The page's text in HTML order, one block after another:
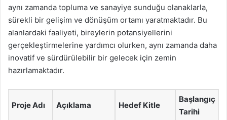
aynı zamanda topluma ve sanayiye sunduğu olanaklarla,
sürekli bir gelişim ve dönüşüm ortamı yaratmaktadır. Bu
alanlardaki faaliyeti, bireylerin potansiyellerini
gerçekleştirmelerine yardımcı olurken, aynı zamanda daha
inovatif ve sürdürülebilir bir gelecek için zemin
hazırlamaktadır.
Proje Adı Açıklama Hedef Kitle
Başlangıç
Tarihi